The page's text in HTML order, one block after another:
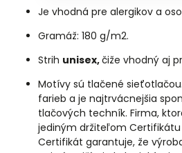
Je vhodná pre alergikov a
Gramáž: 180 g/m2.
Strih unisex,čiže vhodný aj
Motívy sú tlačené
farieb a je najtrvácnejšia
tlačových techník. Firma,
jediným držiteľom Certifikátu
Certifikát garantuje, že